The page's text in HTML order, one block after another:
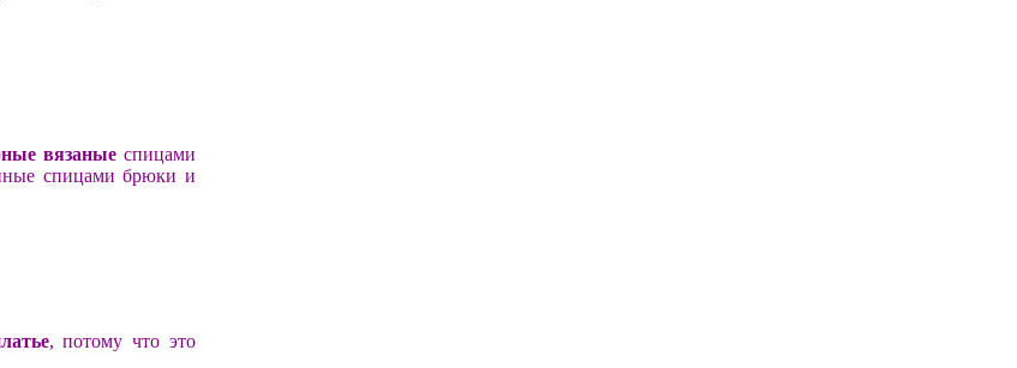
вязаныеспицами
спицами брюки и
, потому что это